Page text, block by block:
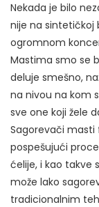
Nekada je bilo
nije na sintetičkoj
ogromnom
Mastima smo se
deluje smešno,
na nivou na kom
sve one koji žele
Sagorevači
pospešujući
ćelije, i kao takve
može lako
tradicionalnim